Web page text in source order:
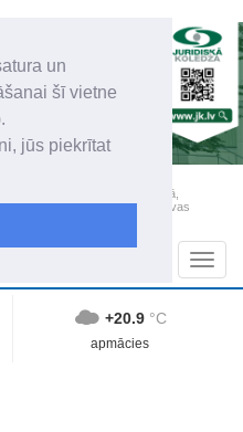
un
šī vietne
jūs piekrītat
visā Dienvidlatgalē un Sēlijā,
valstspilsētu, Augšdaugavas
+20.9 °C
apmācies